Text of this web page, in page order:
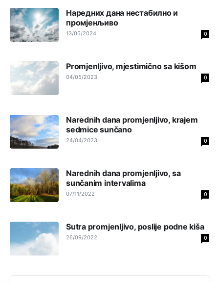
Наредних дана нестабилно и
промјенљиво
13/05/2024 0
Promjenljivo, mjestimično sa kišom
04/05/2023 0
Narednih dana promjenljivo, krajem
sedmice sunčano
24/04/2023 0
Narednih dana promjenljivo, sa
sunčanim intervalima
07/11/2022 0
Sutra promjenljivo, poslije podne kiša
26/09/2022 0
zavist.Svedok si ziv gaji tri stvari dobrotu,pamet i
prijateljstvo!!
Анонимно2806721
genocidna tvorevina pravi smetnju a recimo Srbija je
davno priznala.Nasvakom proizvodu iz Srbije stoji -
uvoznik za Kosovo
Sve i da se nekim čudom vojska Srbije "vrati" na
Kosovo-kome će se vratiti? Gdje je dobrodošla i koga
da brani? A imamo vojsku Kosova kojoj želimo svako
dobro i da se što bolje opreme
i mi tebi želimo dug život i tešku bolest
Анонимно2808216
Анонимно2806721 јуче 2:27
Анонимно2808843 јуче 6:20